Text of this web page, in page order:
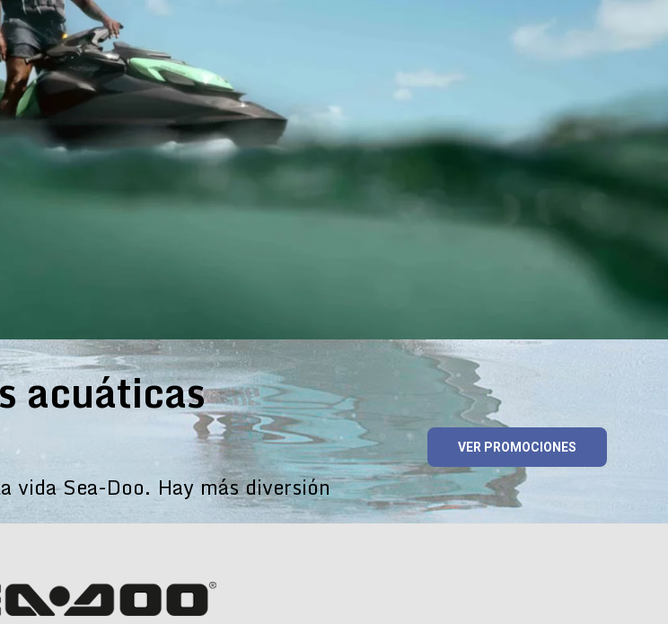
acuáticas
vida Sea-Doo. Hay más diversión
VER PROMOCIONES